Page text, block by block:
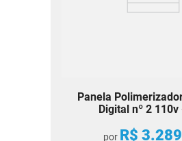
Panela
Digital nº 2 110v
por R$ 3.289